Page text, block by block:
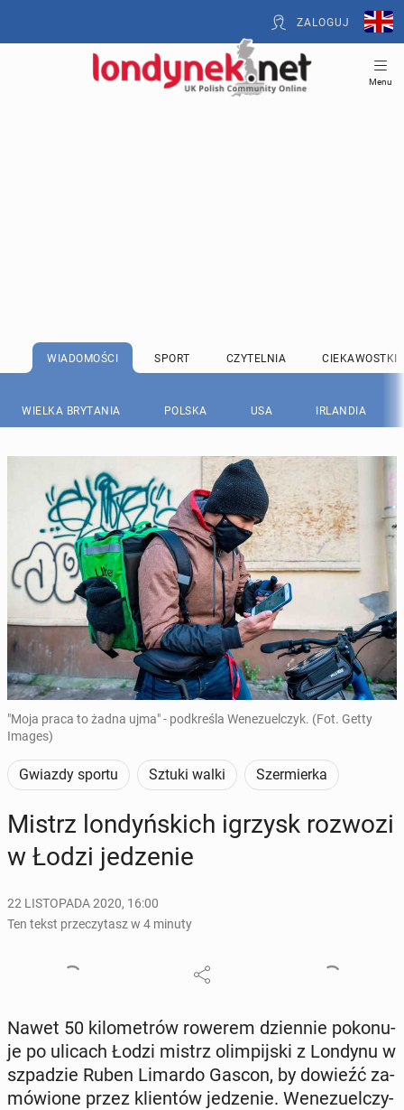
ZALOGUJ
Menu
WIADOMOŚCI SPORT CZYTELNIA CIEKAWOSTKI
WIELKA BRYTANIA POLSKA USA IRLANDIA
"Moja praca to żadna ujma" - podkreśla Wenezuelczyk. (Fot. Getty
Images)
Gwiazdy sportu Sztuki walki Szermierka
Mistrz lon­dyń­skich igrzysk rozwozi
w Łodzi je­dze­nie
22 LISTOPADA 2020, 16:00
Ten tekst przeczytasz w 4 minuty
Nawet 50 ki­lo­me­trów rowerem dzien­nie po­ko­nu­
je po ulicach Łodzi mistrz olim­pij­ski z Londynu w
szpa­dzie Ruben Limardo Gascon, by dowieźć za­
mó­wio­ne przez klien­tów je­dze­nie. We­ne­zu­el­czy­